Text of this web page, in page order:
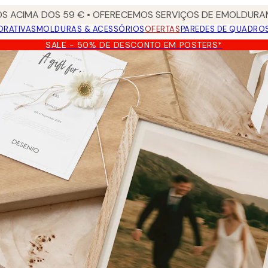
ACIMA DOS 59 € • OFERECEMOS SERVIÇOS DE
MOLDURAS & ACESSÓRIOSOFERTASPAREDES DE
SALE - 50% DE DESCONTO EM POSTERS*